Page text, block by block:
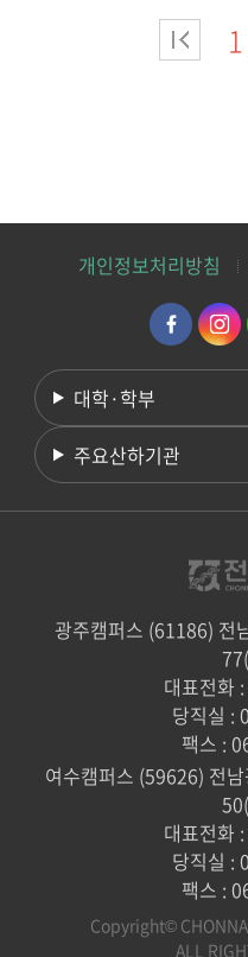
1
개인정보처리방침
대학·학부
주요산하기관
광주캠퍼스 (61186) 전
대표전화
당직실 :
팩스 :
여수캠퍼스 (59626) 전
대표전화
당직실 :
팩스 :
Copyright©
ALL